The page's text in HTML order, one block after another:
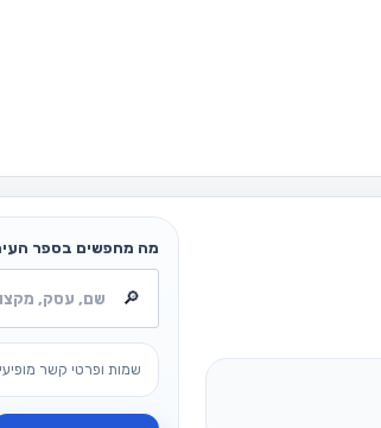
מה מחפשים בספר
שמות ופרטי קשר